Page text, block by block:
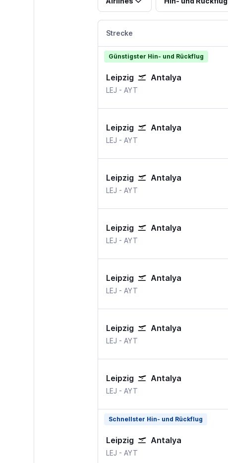
Strecke
Günstigster Hin- und Rückflug
Leipzig Antalya
LEJ Leipzig Halle
- AYT
Leipzig Antalya
LEJ Leipzig Halle
- AYT
Leipzig Antalya
LEJ Leipzig Halle
- AYT
Leipzig Antalya
LEJ Leipzig Halle
- AYT
Leipzig Antalya
LEJ Leipzig Halle
- AYT
Leipzig Antalya
LEJ Leipzig Halle
- AYT
Leipzig Antalya
LEJ Leipzig Halle
- AYT
Schnellster Hin- und Rückflug
Leipzig Antalya
LEJ Leipzig Halle
- AYT